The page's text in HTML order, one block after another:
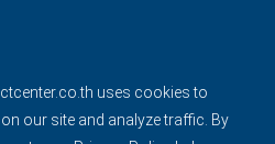
uses cookies to
our site and analyze traffic. By